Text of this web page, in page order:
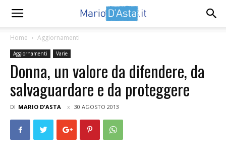
Home Aggiornamenti
Aggiornamenti Varie
Donna, un valore da difendere, da
salvaguardare e da proteggere
DI MARIO D'ASTA 30 AGOSTO 2013